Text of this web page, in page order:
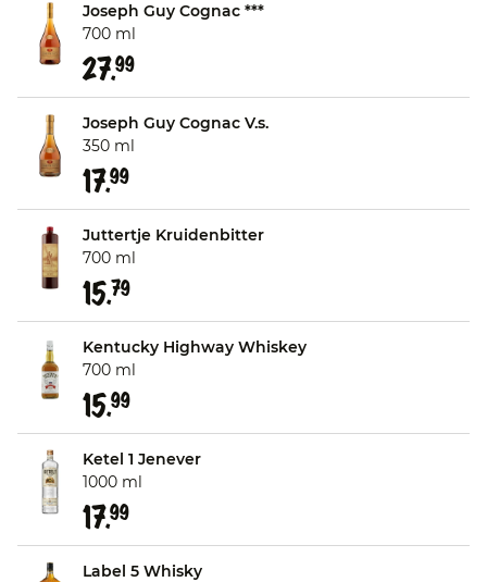
Joseph Guy Cognac ***
700 ml
27.99
Joseph Guy Cognac V.s.
350 ml
17.99
Juttertje Kruidenbitter
700 ml
15.79
Kentucky Highway Whiskey
700 ml
15.99
Ketel 1 Jenever
1000 ml
17.99
Label 5 Whisky